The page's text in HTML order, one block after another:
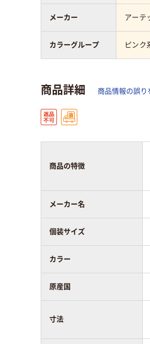
アーテ
ピンク
メーカー
カラーグループ
商品詳細 商品情報の誤り
商品の特徴
メーカー名
個装サイズ
カラー
原産国
寸法